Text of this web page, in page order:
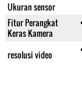
Ukuran sensor
Fitur Perangkat
Keras Kamera
resolusi video